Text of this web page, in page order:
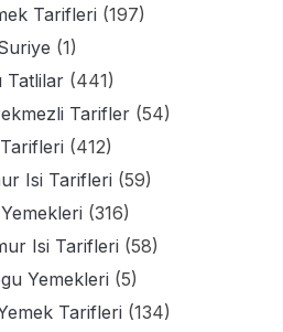
Tarifleri (197)
(1)
Tatlilar (441)
Tarifler(54)
(412)
Isi Tarifleri (59)
(316)
Isi Tarifleri (58)
Yemekleri (5)
Tarifleri (134)